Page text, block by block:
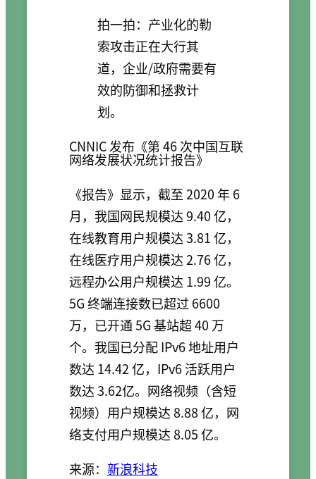
拍一拍：产业化的勒
索攻击正在大行其
道，企业/政府需要有
效的防御和拯救计
划。
CNNIC 发布《第 46 次中国互联
网络发展状况统计报告》
《报告》显示，截至 2020 年 6
月，我国网民规模达 9.40 亿，
在线教育用户规模达 3.81 亿，
在线医疗用户规模达 2.76 亿，
远程办公用户规模达 1.99 亿。
5G 终端连接数已超过 6600
万，已开通 5G 基站超 40 万
个。我国已分配 IPv6 地址用户
数达 14.42 亿，IPv6 活跃用户
数达 3.62亿。网络视频（含短
视频）用户规模达 8.88 亿，网
络支付用户规模达 8.05 亿。
来源： 新浪科技